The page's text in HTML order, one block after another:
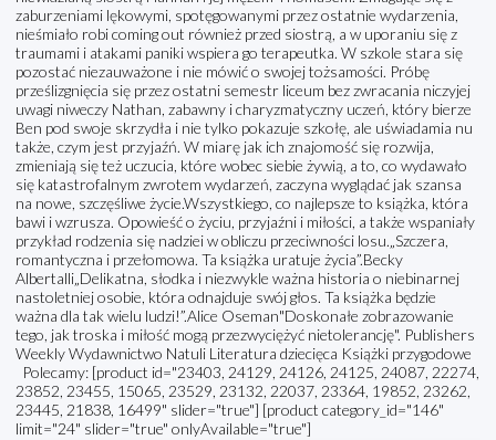
zaburzeniami lękowymi, spotęgowanymi przez ostatnie wydarzenia,
nieśmiało robi coming out również przed siostrą, a w uporaniu się z
traumami i atakami paniki wspiera go terapeutka. W szkole stara się
pozostać niezauważone i nie mówić o swojej tożsamości. Próbę
prześlizgnięcia się przez ostatni semestr liceum bez zwracania niczyjej
uwagi niweczy Nathan, zabawny i charyzmatyczny uczeń, który bierze
Ben pod swoje skrzydła i nie tylko pokazuje szkołę, ale uświadamia nu
także, czym jest przyjaźń. W miarę jak ich znajomość się rozwija,
zmieniają się też uczucia, które wobec siebie żywią, a to, co wydawało
się katastrofalnym zwrotem wydarzeń, zaczyna wyglądać jak szansa
na nowe, szczęśliwe życie.Wszystkiego, co najlepsze to książka, która
bawi i wzrusza. Opowieść o życiu, przyjaźni i miłości, a także wspaniały
przykład rodzenia się nadziei w obliczu przeciwności losu.„Szczera,
romantyczna i przełomowa. Ta książka uratuje życia”.Becky
Albertalli„Delikatna, słodka i niezwykle ważna historia o niebinarnej
nastoletniej osobie, która odnajduje swój głos. Ta książka będzie
ważna dla tak wielu ludzi!”.Alice Oseman"Doskonałe zobrazowanie
tego, jak troska i miłość mogą przezwyciężyć nietolerancję". Publishers
Weekly Wydawnictwo Natuli Literatura dziecięca Książki przygodowe
Polecamy: [product id="23403, 24129, 24126, 24125, 24087, 22274,
23852, 23455, 15065, 23529, 23132, 22037, 23364, 19852, 23262,
23445, 21838, 16499" slider="true"] [product category_id="146"
limit="24" slider="true" onlyAvailable="true"]